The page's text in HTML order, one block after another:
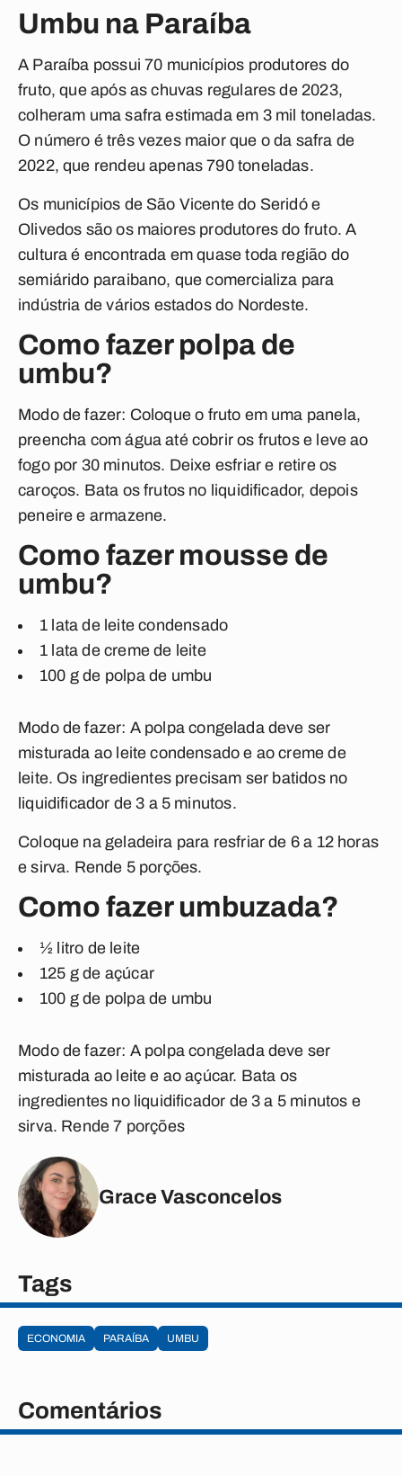
Umbu na Paraíba
A Paraíba possui 70 municípios produtores do
fruto, que após as chuvas regulares de 2023,
colheram uma safra estimada em 3 mil toneladas.
O número é três vezes maior que o da safra de
2022, que rendeu apenas 790 toneladas.
Os municípios de São Vicente do Seridó e
Olivedos são os maiores produtores do fruto. A
cultura é encontrada em quase toda região do
semiárido paraibano, que comercializa para
indústria de vários estados do Nordeste.
Como fazer polpa de
umbu?
Modo de fazer: Coloque o fruto em uma panela,
preencha com água até cobrir os frutos e leve ao
fogo por 30 minutos. Deixe esfriar e retire os
caroços. Bata os frutos no liquidificador, depois
peneire e armazene.
Como fazer mousse de
umbu?
1 lata de leite condensado
1 lata de creme de leite
100 g de polpa de umbu
Modo de fazer: A polpa congelada deve ser
misturada ao leite condensado e ao creme de
leite. Os ingredientes precisam ser batidos no
liquidificador de 3 a 5 minutos.
Coloque na geladeira para resfriar de 6 a 12 horas
e sirva. Rende 5 porções.
Como fazer umbuzada?
½ litro de leite
125 g de açúcar
100 g de polpa de umbu
Modo de fazer: A polpa congelada deve ser
misturada ao leite e ao açúcar. Bata os
ingredientes no liquidificador de 3 a 5 minutos e
sirva. Rende 7 porções
Grace Vasconcelos
Tags
ECONOMIA PARAÍBA UMBU
Comentários